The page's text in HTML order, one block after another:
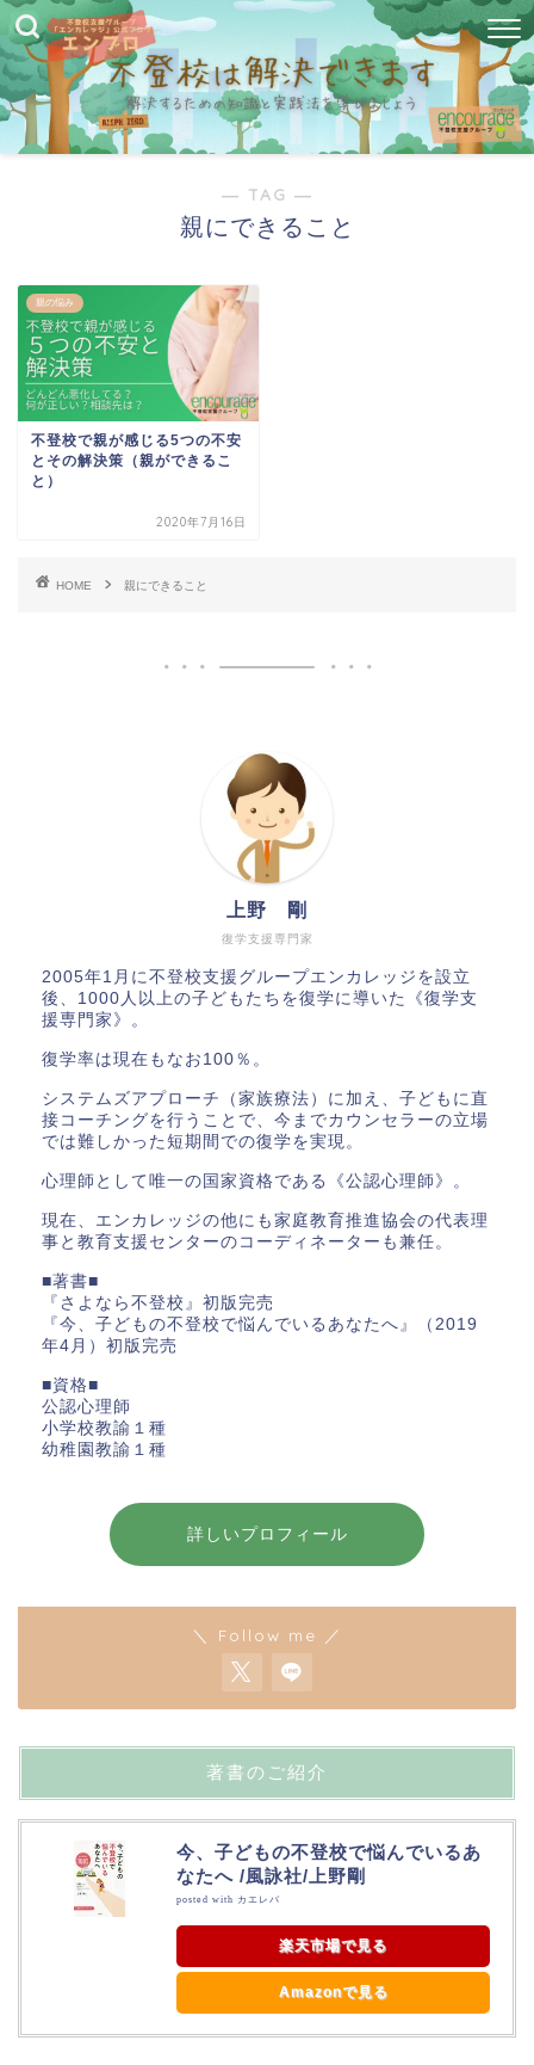
― TAG ―
親にできること
親の悩み
不登校で親が感じる5つの不安
とその解決策（親ができるこ
と）
2020年7月16日
HOME 親にできること
復学支援専門家
上野 剛
2005年1月に不登校支援グループエンカレッジを設立
後、1000人以上の子どもたちを復学に導いた《復学支
援専門家》。
復学率は現在もなお100％。
システムズアプローチ（家族療法）に加え、子どもに直
接コーチングを行うことで、今までカウンセラーの立場
では難しかった短期間での復学を実現。
心理師として唯一の国家資格である《公認心理師》。
現在、エンカレッジの他にも家庭教育推進協会の代表理
事と教育支援センターのコーディネーターも兼任。
■著書■
『さよなら不登校』初版完売
『今、子どもの不登校で悩んでいるあなたへ』（2019
年4月）初版完売
■資格■
公認心理師
小学校教諭１種
幼稚園教諭１種
詳しいプロフィール
＼ Follow me ／
著書のご紹介
今、子どもの不登校で悩んでいるあ
なたへ /風詠社/上野剛
posted with カエレバ
楽天市場で見る
Amazonで見る